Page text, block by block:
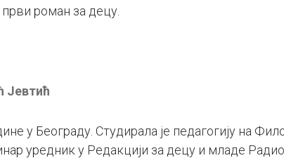
роман за децу.
Јевтић
у Београду. Студирала је педагогију на
уредник у Редакцији за децу и младе